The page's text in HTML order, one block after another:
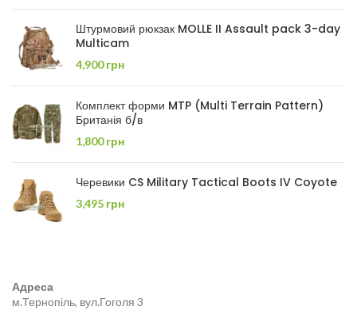
Штурмовий рюкзак MOLLE II Assault pack 3-day
Multicam
4,900грн
Комплект форми MTP (Multi Terrain Pattern)
Британія б/в
1,800грн
Черевики CS Military Tactical Boots IV Coyote
3,495 грн
Адреса
м.Тернопіль, вул.Гоголя 3